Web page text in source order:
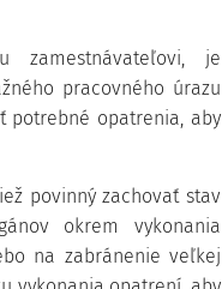
zamestnávateľovi, je
pracovného úrazu
potrebné opatrenia, aby
povinný zachovať stav
okrem vykonania
na zabránenie veľkej